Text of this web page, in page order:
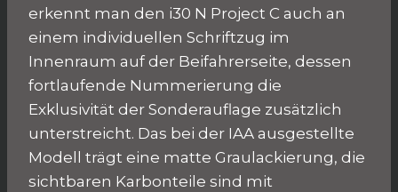
erkennt man den i30 N Project C auch an
einem individuellen Schriftzug im
Innenraum auf der Beifahrerseite, dessen
fortlaufende Nummerierung die
Exklusivität der Sonderauflage zusätzlich
unterstreicht. Das bei der IAA ausgestellte
Modell trägt eine matte Graulackierung, die
sichtbaren Karbonteile sind mit